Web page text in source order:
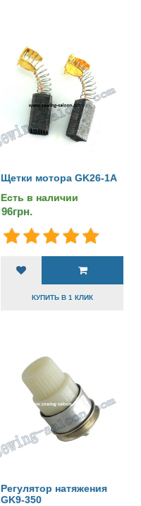
Щетки мотора GK26-1A
Есть в наличии
96грн.
КУПИТЬ В 1 КЛИК
Регулятор натяжения
GK9-350